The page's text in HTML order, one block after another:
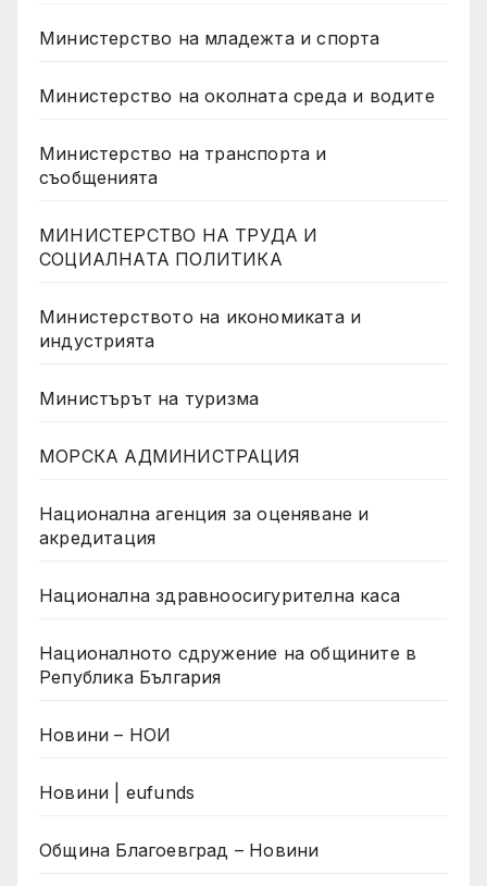
Министерство на младежта и спорта
Министерство на околната среда и водите
Министерство на транспорта и
съобщенията
МИНИСТЕРСТВО НА ТРУДА И
СОЦИАЛНАТА ПОЛИТИКА
Министерството на икономиката и
индустрията
Министърът на туризма
МОРСКА АДМИНИСТРАЦИЯ
Национална агенция за оценяване и
акредитация
Национална здравноосигурителна каса
Националното сдружение на общините в
Република България
Новини – НОИ
Новини | eufunds
Община Благоевград – Новини